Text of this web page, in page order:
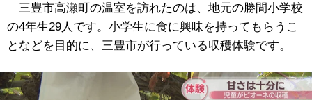
三豊市高瀬町の温室を訪れたのは、地元の勝間小学校
の4年生29人です。小学生に食に興味を持ってもらうこ
となどを目的に、三豊市が行っている収穫体験です。